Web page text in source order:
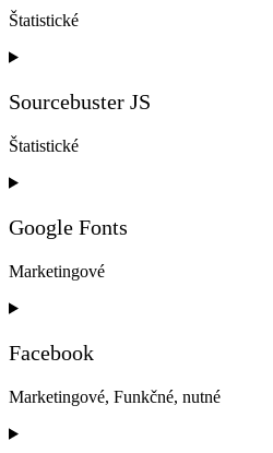
Štatistické
Consent
service
google-
analytics
Sourcebuster JS
Štatistické
Consent
service
sourcebuster-
Google Fonts
Marketingové
Consent
service
google-
Facebook
Marketingové, Funkčné, nutné
Consent